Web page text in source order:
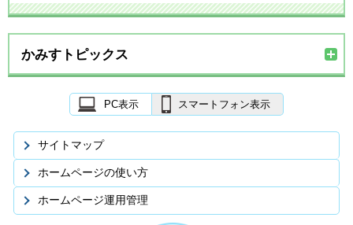
かみすトピックス
PC表示 スマートフォン表示
サイトマップ
ホームページの使い方
ホームページ運用管理